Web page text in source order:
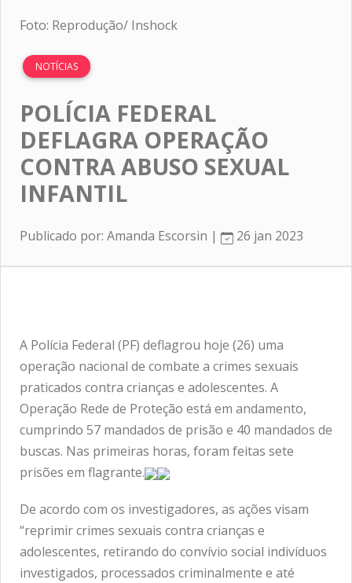
Foto: Reprodução/ Inshock
NOTÍCIAS
POLÍCIA FEDERAL
DEFLAGRA OPERAÇÃO
CONTRA ABUSO SEXUAL
INFANTIL
Publicado por: Amanda Escorsin | 26 jan 2023
A Polícia Federal (PF) deflagrou hoje (26) uma
operação nacional de combate a crimes sexuais
praticados contra crianças e adolescentes. A
Operação Rede de Proteção está em andamento,
cumprindo 57 mandados de prisão e 40 mandados de
buscas. Nas primeiras horas, foram feitas sete
prisões em flagrante.
De acordo com os investigadores, as ações visam
“reprimir crimes sexuais contra crianças e
adolescentes, retirando do convívio social indivíduos
investigados, processados criminalmente e até